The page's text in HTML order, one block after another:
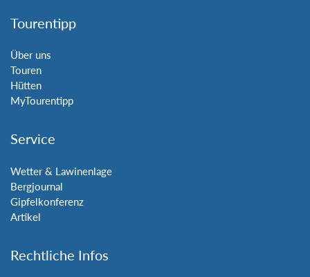
Tourentipp
Über uns
Touren
Hütten
MyTourentipp
Service
Wetter & Lawinenlage
Bergjournal
Gipfelkonferenz
Artikel
Rechtliche Infos